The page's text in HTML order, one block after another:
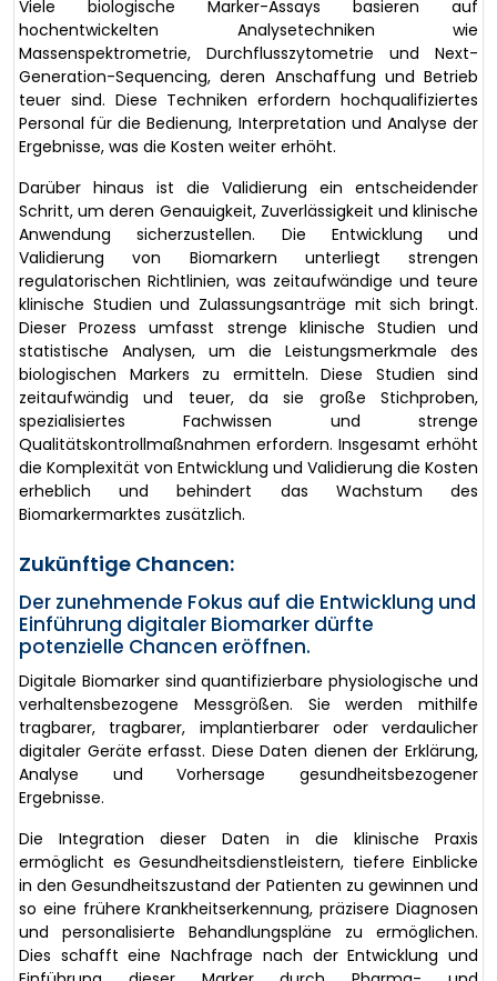
Viele biologische Marker-Assays basieren auf
hochentwickelten Analysetechniken wie
Massenspektrometrie, Durchflusszytometrie und Next-
Generation-Sequencing, deren Anschaffung und Betrieb
teuer sind. Diese Techniken erfordern hochqualifiziertes
Personal für die Bedienung, Interpretation und Analyse der
Ergebnisse, was die Kosten weiter erhöht.
Darüber hinaus ist die Validierung ein entscheidender
Schritt, um deren Genauigkeit, Zuverlässigkeit und klinische
Anwendung sicherzustellen. Die Entwicklung und
Validierung von Biomarkern unterliegt strengen
regulatorischen Richtlinien, was zeitaufwändige und teure
klinische Studien und Zulassungsanträge mit sich bringt.
Dieser Prozess umfasst strenge klinische Studien und
statistische Analysen, um die Leistungsmerkmale des
biologischen Markers zu ermitteln. Diese Studien sind
zeitaufwändig und teuer, da sie große Stichproben,
spezialisiertes Fachwissen und strenge
Qualitätskontrollmaßnahmen erfordern. Insgesamt erhöht
die Komplexität von Entwicklung und Validierung die Kosten
erheblich und behindert das Wachstum des
Biomarkermarktes zusätzlich.
Zukünftige Chancen:
Der zunehmende Fokus auf die Entwicklung und
Einführung digitaler Biomarker dürfte
potenzielle Chancen eröffnen.
Digitale Biomarker sind quantifizierbare physiologische und
verhaltensbezogene Messgrößen. Sie werden mithilfe
tragbarer, tragbarer, implantierbarer oder verdaulicher
digitaler Geräte erfasst. Diese Daten dienen der Erklärung,
Analyse und Vorhersage gesundheitsbezogener
Ergebnisse.
Die Integration dieser Daten in die klinische Praxis
ermöglicht es Gesundheitsdienstleistern, tiefere Einblicke
in den Gesundheitszustand der Patienten zu gewinnen und
so eine frühere Krankheitserkennung, präzisere Diagnosen
und personalisierte Behandlungspläne zu ermöglichen.
Dies schafft eine Nachfrage nach der Entwicklung und